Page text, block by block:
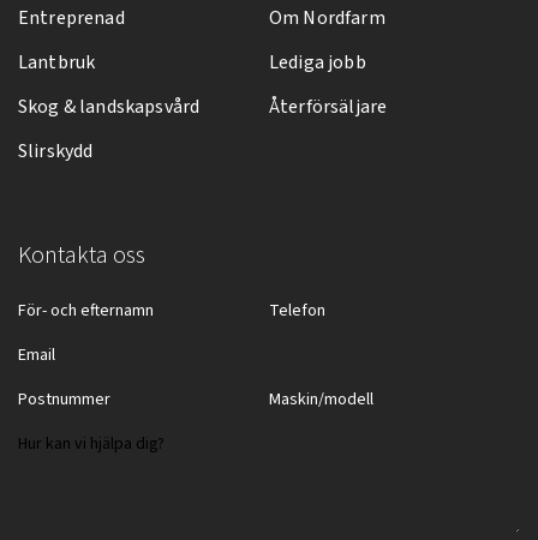
Entreprenad
Lantbruk
Skog & landskapsvård
Slirskydd
Om Nordfarm
Lediga jobb
Återförsäljare
Kontakta oss